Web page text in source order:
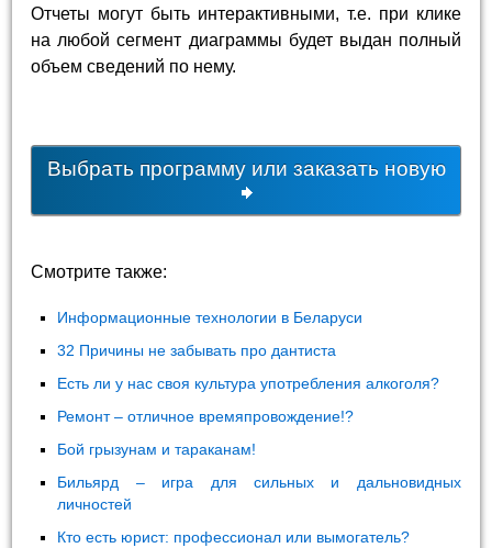
Отчеты могут быть интерактивными, т.е. при клике
на любой сегмент диаграммы будет выдан полный
объем сведений по нему.
Выбрать программу или заказать новую
Смотрите также:
Информационные технологии в Беларуси
32 Причины не забывать про дантиста
Есть ли у нас своя культура употребления алкоголя?
Ремонт – отличное времяпровождение!?
Бой грызунам и тараканам!
Бильярд – игра для сильных и дальновидных
личностей
Кто есть юрист: профессионал или вымогатель?